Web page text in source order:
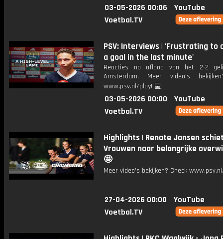
03-05-2026 00:06
YouTube
Voetbal.TV
PSV: Interviews | 'Frustrating to
a goal in the last minute'
Reacties na afloop van het 2-2
Amsterdam. Meer video's
www.psv.nl/play! 💻
03-05-2026 00:00
YouTube
Voetbal.TV
Highlights | Renate Jansen
Vrouwen naar belangrijke
🤩
Meer video's bekijken? Check
27-04-2026 00:00
YouTube
Voetbal.TV